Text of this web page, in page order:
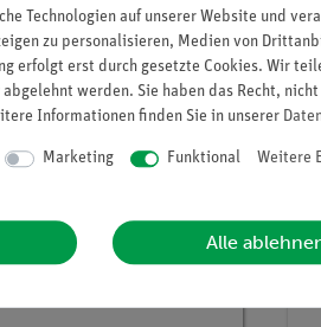
Technologien auf unserer Website und
zu personalisieren, Medien von
erfolgt erst durch gesetzte Cookies. Wir
werden. Sie haben das Recht,
Informationen finden Sie in unserer
Marketing Funktional Weitere
Alle